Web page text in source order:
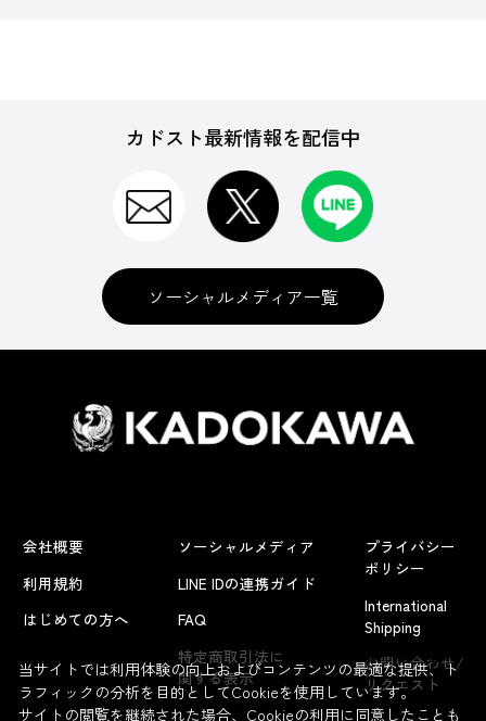
よくあるお問い合わせ
カドスト最新情報を配信中
ソーシャルメディア一覧
会社概要
利用規約
はじめての方へ
ソーシャルメディア
LINE IDの連携ガイド
FAQ
特定商取引法に
関する表示
プライバシー
ポリシー
International
Shipping
お問い合わせ/
リクエスト
当サイトでは利用体験の向上およびコンテンツの最適な提供、ト
ラフィックの分析を目的としてCookieを使用しています。
サイトの閲覧を継続された場合、Cookieの利用に同意したことも